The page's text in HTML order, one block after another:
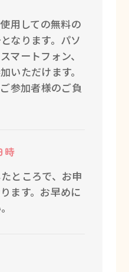
用しての無料の
なります。パソ
マートフォン、
いただけます。
参加者様のご負
時
ところで、お申
ます。お早めに